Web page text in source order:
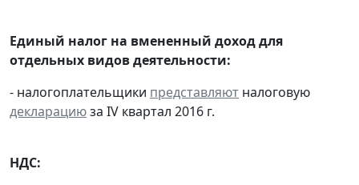
Единый налог на вмененный доход для
отдельных видов деятельности:
- налогоплательщики представляют налоговую
декларациюза IV квартал 2016 г.
НДС: